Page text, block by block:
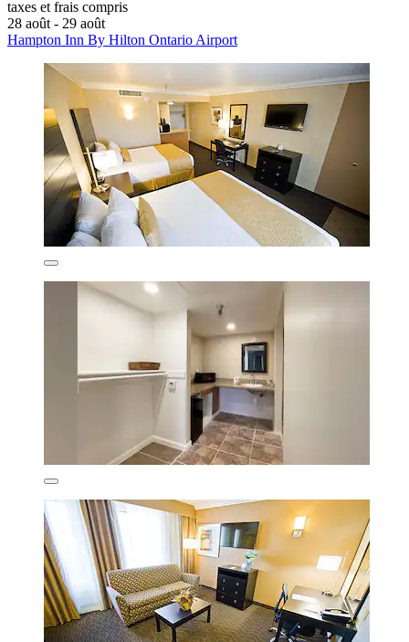
taxes et frais compris
28 août - 29 août
Hampton Inn By Hilton Ontario Airport